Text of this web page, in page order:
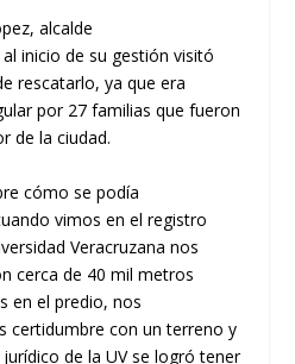
alcalde
alinicio de su gestiónvisitó
rescatarlo, ya que era
por 27 familias que fueron
de la ciudad.
e cómo se podía
vimos en el registro
Veracruzana nos
cerca de 40 mil metros
en el predio, nos
certidumbre con un terreno y
jurídico de la UVse logró tener